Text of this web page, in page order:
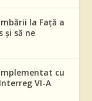
la Față a
și să ne
cu
VI-A